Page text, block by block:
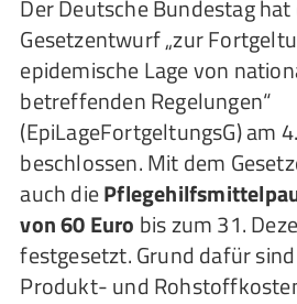
Der Deutsche Bundestag hat
Gesetzentwurf „zur
epidemische Lage von
betreffenden Regelungen“
(EpiLageFortgeltungsG) am
beschlossen. Mit dem
auch die
von 60 Euro bis zum 31.
festgesetzt. Grund dafür
Produkt- und